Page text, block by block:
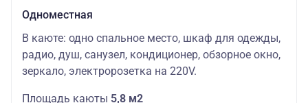
Одноместная
В каюте: одно спальное место, шкаф для одежды,
радио, душ, санузел, кондиционер, обзорное окно,
зеркало, электророзетка на 220V.
Площадь каюты 5,8 м2